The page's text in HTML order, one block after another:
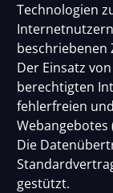
Technologien
beschriebenen
Der Einsatz
berechtigten
fehlerfreien
Webangebotes
Die
gestützt.